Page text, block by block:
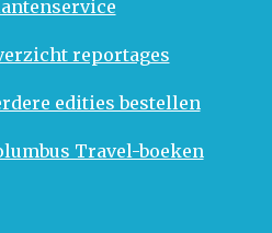
reportages
edities bestellen
Travel-boeken